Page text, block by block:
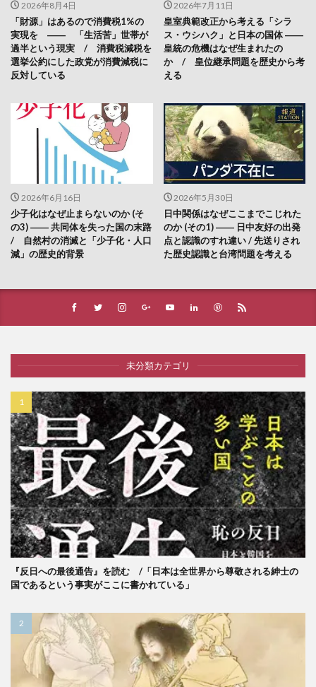
2026年8月4日
「財源」はあるので消費税1%の
実現を ―― 「生活苦」世帯が
過半という現実 / 消費税減税を
選挙公約にした政党が消費減税に
反対している
2026年7月11日
皇室典範改正から考える「シラ
ス・ウシハク」と日本の国体 ――
皇統の危機はなぜ生まれたの
か / 皇位継承問題を歴史から考
える
2026年6月16日
少子化はなぜ止まらないのか (そ
の3) ―― 共同体を失った国の末路
/ 自然村の消滅と「少子化・人口
減」の歴史的背景
2026年5月30日
日中関係はなぜここまでこじれた
のか (その1) ―― 日中友好の出発
点と認識のすれ違い / 先送りされ
た歴史認識と台湾問題を考える
未分類カテゴリ
『反日への最後通告』を読む /「日本は全世界から尊敬される紳士の
国であるという事実がここに書かれている」